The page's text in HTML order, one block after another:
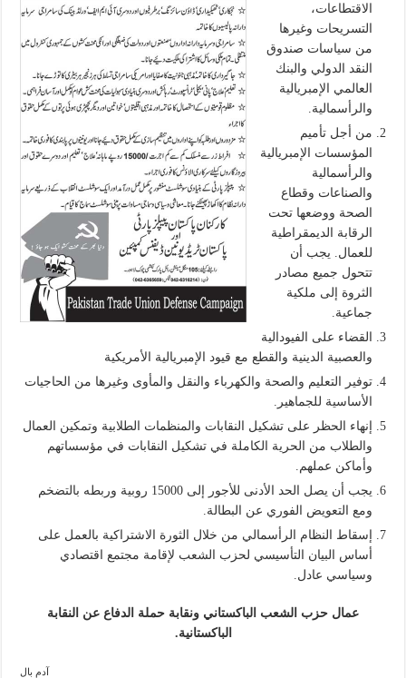
الاقتطاعات،
التسريحات وغيرها
من سياسات صندوق
النقد الدولي والبنك
العالمي الإمبريالية
والرأسمالية.
من أجل تأميم
المؤسسات الإمبريالية
والرأسمالية
والصناعات وقطاع
الصحة ووضعها تحت
الرقابة الديمقراطية
للعمال. يجب أن
تتحول جميع مصادر
الثروة إلى ملكية
جماعية.
القضاء على الفيودالية
والعصبية الدينية والقطع مع قيود الإمبريالية الأمريكية
توفير التعليم والصحة والكهرباء والنقل والمأوى وغيرها من الحاجيات
الأساسية للجماهير.
إنهاء الحظر على تشكيل النقابات والمنظمات الطلابية وتمكين العمال
والطلاب من الحرية الكاملة في تشكيل النقابات في مؤسساتهم
وأماكن عملهم.
يجب أن يصل الحد الأدنى للأجور إلى 15000 روبية وربطه بالتضخم
ومع التعويض الفوري عن البطالة.
إسقاط النظام الرأسمالي من خلال الثورة الاشتراكية بالعمل على
أساس البيان التأسيسي لحزب الشعب لإقامة مجتمع اقتصادي
وسياسي عادل.
عمال حزب الشعب الباكستاني ونقابة حملة الدفاع عن النقابة
الباكستانية.
آدم بال